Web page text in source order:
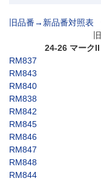
旧品番→新品番対照表
24-26 マークII
RM837
RM843
RM840
RM838
RM842
RM845
RM846
RM847
RM848
RM844